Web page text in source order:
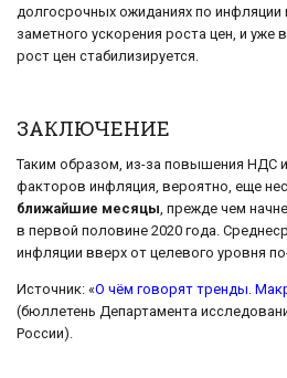
долгосрочных ожиданиях по
заметного ускорения роста цен, и уже
рост цен стабилизируется.
ЗАКЛЮЧЕНИЕ
Таким образом, из-за повышения НДС
факторов инфляция, вероятно, еще
ближайшие месяцы, прежде чем
в первой половине 2020 года.
инфляции вверх от целевого уровня
Источник: «О чём говорят тренды.
(бюллетень Департамента
России).